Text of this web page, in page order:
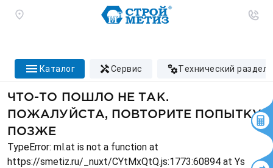
каталог сервис технический раздел
ЧТО-ТО ПОШЛО НЕ ТАК.
ПОЖАЛУЙСТА, ПОВТОРИТЕ ПОПЫТКУ
ПОЗЖЕ
TypeError: ml.at is not a function at
https://smetiz.ru/_nuxt/CYtMxQtQ.js:1773:60894 at Ys